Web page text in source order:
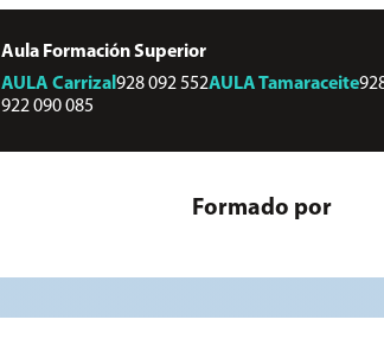
Aula Formación Superior
AULA Carrizal 928 092 552AULATamaraceite
922 090 085
Formado por